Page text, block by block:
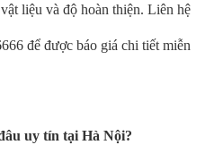
liệu và độ hoàn thiện. Liên hệ
để được báo giá chi tiết miễn
uy tín tại Hà Nội?